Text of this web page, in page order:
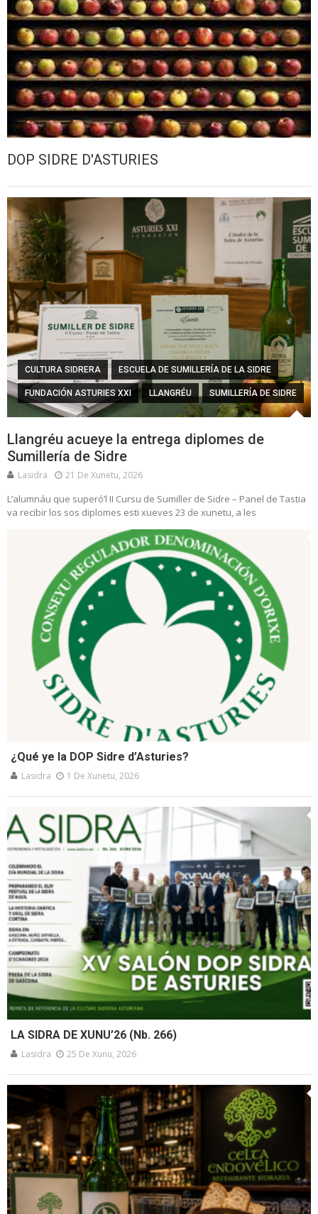
DOP SIDRE D'ASTURIES
CULTURA SIDRERA ESCUELA DE SUMILLERÍA DE LA SIDRE
FUNDACIÓN ASTURIES XXI LLANGRÉU SUMILLERÍA DE SIDRE
Llangréu acueye la entrega diplomes de
Sumillería de Sidre
Lasidra 21 De Xunetu, 2026
L’alumnáu que superó’l II Cursu de Sumiller de Sidre – Panel de Tastia
va recibir los sos diplomes esti xueves 23 de xunetu, a les
¿Qué ye la DOP Sidre d’Asturies?
Lasidra 1 De Xunetu, 2026
LA SIDRA DE XUNU’26 (Nb. 266)
Lasidra 25 De Xunu, 2026